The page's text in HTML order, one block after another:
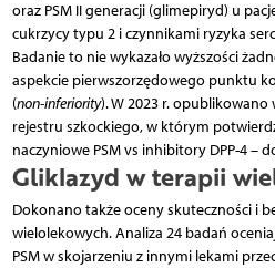
oraz PSM II generacji (glimepiryd) u
cukrzycy typu 2 i czynnikami ryzyka
Badanie to nie wykazało wyższości
aspekcie pierwszorzędowego punktu
(non-inferiority). W 2023 r.
rejestru szkockiego, w którym
naczyniowe PSM vs inhibitory DPP-4 –
Gliklazyd w terapii
Dokonano także oceny skuteczności i
wielolekowych. Analiza 24 badań
PSM w skojarzeniu z innymi lekami